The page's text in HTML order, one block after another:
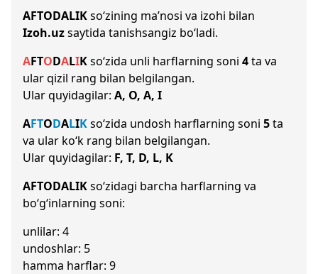
AFTODALIKso‘zining ma’nosi va izohi bilan
Izoh.uzsaytida tanishsangiz bo‘ladi.
AFTODALIKso‘zida unli harflarning soni 4ta va
ular qizil rang bilan belgilangan.
Ular quyidagilar: A, O, A, I
AFTODALIKso‘zida undosh harflarning soni 5ta
va ular ko‘k rang bilan belgilangan.
Ular quyidagilar: F, T, D, L, K
AFTODALIKso‘zidagi barcha harflarning va
bo‘g‘inlarning soni:
unlilar: 4
undoshlar: 5
hamma harflar: 9